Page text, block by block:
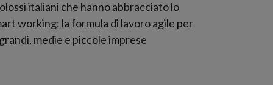
italiani che hanno abbracciato lo
working: la formula di lavoro agile per
medie e piccole imprese